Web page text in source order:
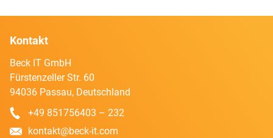
Kontakt
Beck IT GmbH
Fürstenzeller Str. 60
94036 Passau, Deutschland
+49 851756403 – 232
kontakt@beck-it.com